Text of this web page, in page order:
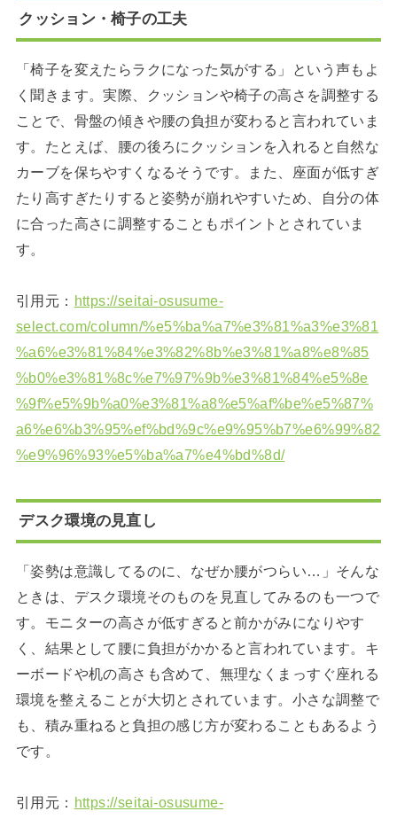
クッション・椅子の工夫
「椅子を変えたらラクになった気がする」という声もよ
く聞きます。実際、クッションや椅子の高さを調整する
ことで、骨盤の傾きや腰の負担が変わると言われていま
す。たとえば、腰の後ろにクッションを入れると自然な
カーブを保ちやすくなるそうです。また、座面が低すぎ
たり高すぎたりすると姿勢が崩れやすいため、自分の体
に合った高さに調整することもポイントとされていま
す。
引用元： https://seitai-osusume-
select.com/column/%e5%ba%a7%e3%81%a3%e3%81
%a6%e3%81%84%e3%82%8b%e3%81%a8%e8%85
%b0%e3%81%8c%e7%97%9b%e3%81%84%e5%8e
%9f%e5%9b%a0%e3%81%a8%e5%af%be%e5%87%
a6%e6%b3%95%ef%bd%9c%e9%95%b7%e6%99%82
%e9%96%93%e5%ba%a7%e4%bd%8d/
デスク環境の見直し
「姿勢は意識してるのに、なぜか腰がつらい…」そんな
ときは、デスク環境そのものを見直してみるのも一つで
す。モニターの高さが低すぎると前かがみになりやす
く、結果として腰に負担がかかると言われています。キ
ーボードや机の高さも含めて、無理なくまっすぐ座れる
環境を整えることが大切とされています。小さな調整で
も、積み重ねると負担の感じ方が変わることもあるよう
です。
引用元： https://seitai-osusume-